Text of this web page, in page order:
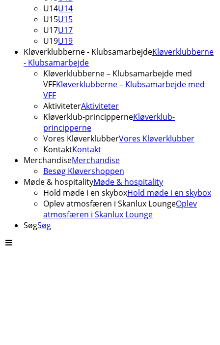
U14U14
U15U15
U17U17
U19U19
Kløverklubberne - KlubsamarbejdeKløverklubberne
- Klubsamarbejde
Kløverklubberne – Klubsamarbejde med
VFFKløverklubberne – Klubsamarbejde med
VFF
AktiviteterAktiviteter
Kløverklub-principperneKløverklub-
principperne
Vores KløverklubberVores Kløverklubber
KontaktKontakt
MerchandiseMerchandise
Besøg Kløvershoppen
Møde & hospitalityMøde & hospitality
Hold møde i en skyboxHold møde i en skybox
Oplev atmosfæren i Skanlux LoungeOplev
atmosfæren i Skanlux Lounge
SøgSøg